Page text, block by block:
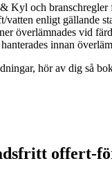
och branschregler
vatten enligt gällande
överlämnades vid
innan
hör av dig så
offert-